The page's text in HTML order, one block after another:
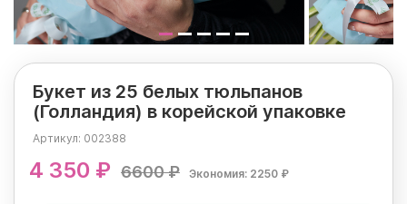
Букет из 25 белых тюльпанов
(Голландия) в корейской упаковке
Артикул: 002388
4 350 ₽ 6600 ₽ Экономия: 2250 ₽